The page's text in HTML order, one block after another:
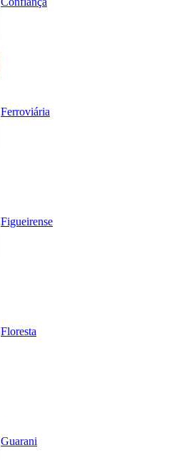
Ferroviária
Figueirense
Floresta
Guarani